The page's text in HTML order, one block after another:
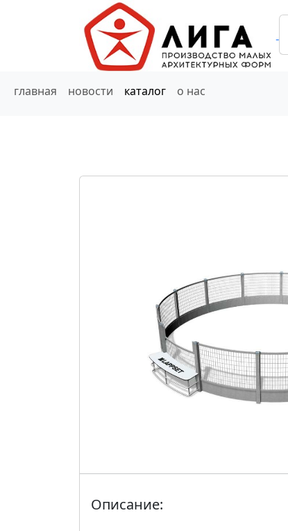
главная новости каталог о нас
Описание: